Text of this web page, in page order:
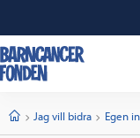
StartJag vill bidra Egen